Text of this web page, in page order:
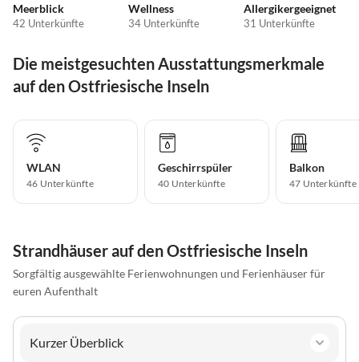
Meerblick
42 Unterkünfte
Wellness
34 Unterkünfte
Allergikergeeignet
31 Unterkünfte
Die meistgesuchten Ausstattungsmerkmale
auf den Ostfriesische Inseln
WLAN
46 Unterkünfte
Geschirrspüler
40 Unterkünfte
Balkon
47 Unterkünfte
Strandhäuser auf den Ostfriesische Inseln
Sorgfältig ausgewählte Ferienwohnungen und Ferienhäuser für
euren Aufenthalt
Kurzer Überblick